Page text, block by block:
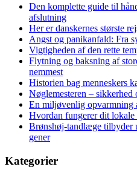
Den komplette guide til
afslutning
Her er danskernes største
Angst og panikanfald: Fra
Vigtigheden af den rette
Flytning og baksning af
nemmest
Historien bag menneskers
Nøglemesteren – sikkerhed
En miljøvenlig opvarmning
Hvordan fungerer dit
Brønshøj-tandlæge tilbyder
gener
Kategorier